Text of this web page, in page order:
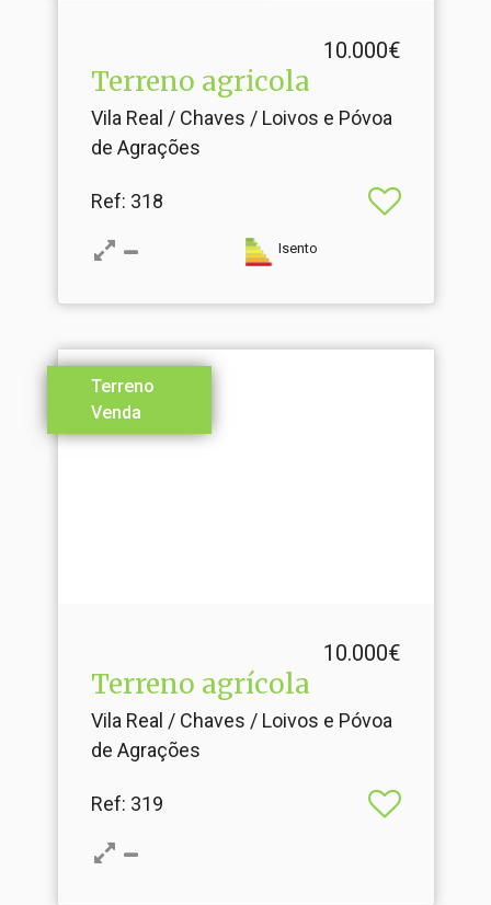
10.000€
Terreno agricola
Vila Real / Chaves / Loivos e Póvoa
de Agrações
Ref: 318
Isento
Terreno
Venda
10.000€
Terreno agrícola
Vila Real / Chaves / Loivos e Póvoa
de Agrações
Ref: 319